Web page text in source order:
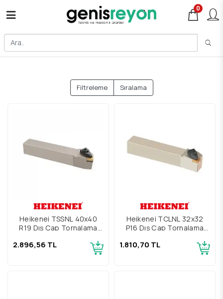
0
Filtreleme Sıralama
Heikenei TSSNL 40x40
R19 Dış Çap Tornalama
2.896,56 TL
Heikenei TCLNL 32x32
P16 Dış Çap Tornalama
1.810,70 TL